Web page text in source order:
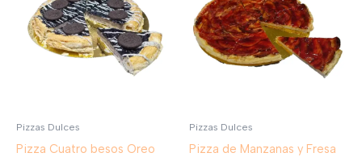
Pizzas Dulces
Pizza Cuatro besos Oreo
Pizzas Dulces
Pizza de Manzanas y Fresa